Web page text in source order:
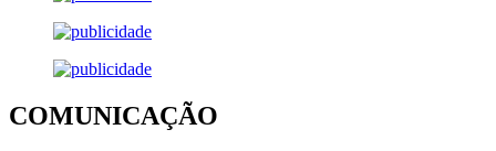
COMUNICAÇÃO